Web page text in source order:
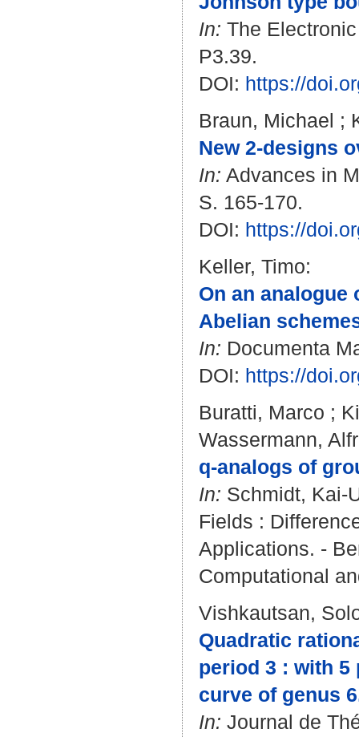
In: The
P3.39.
DOI: https://
Braun, Michael ;
New 2-designs
In: Advances in
S. 165-170.
DOI: https://
Keller, Timo:
On an
Abelian
In: Documenta
DOI: https://
Buratti, Marco ;
Wassermann,
q-analogs of
In: Schmidt, Kai-
Fields :
Applications. -
Computational
Vishkautsan,
Quadratic
period 3 : with 5
curve of genus
In: Journal de